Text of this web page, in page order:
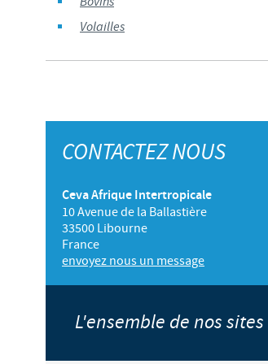
Volailles
CONTACTEZ NOUS
Ceva Afrique Intertropicale
10 Avenue de la Ballastière
33500 Libourne
France
envoyez nous un message
L'ensemble de nos sites